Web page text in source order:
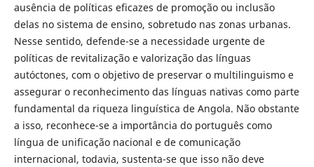
ausência de políticas eficazes de promoção ou inclusão
delas no sistema de ensino, sobretudo nas zonas urbanas.
Nesse sentido, defende-se a necessidade urgente de
políticas de revitalização e valorização das línguas
autóctones, com o objetivo de preservar o multilinguismo e
assegurar o reconhecimento das línguas nativas como parte
fundamental da riqueza linguística de Angola. Não obstante
a isso, reconhece-se a importância do português como
língua de unificação nacional e de comunicação
internacional, todavia, sustenta-se que isso não deve